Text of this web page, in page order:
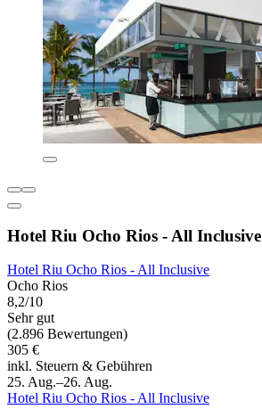
Hotel Riu Ocho Rios - All Inclusive
Hotel Riu Ocho Rios - All Inclusive
Ocho Rios
8,2/10
Sehr gut
(2.896 Bewertungen)
305 €
inkl. Steuern & Gebühren
25. Aug.–26. Aug.
Hotel Riu Ocho Rios - All Inclusive